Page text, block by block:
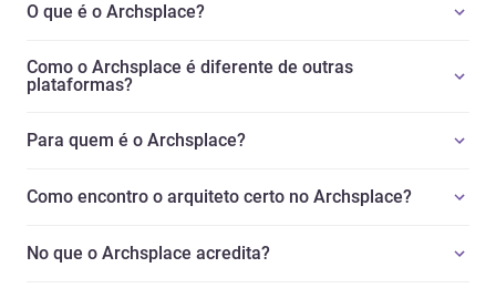
O que é o Archsplace?
Como o Archsplace é diferente de outras
plataformas?
Para quem é o Archsplace?
Como encontro o arquiteto certo no Archsplace?
No que o Archsplace acredita?